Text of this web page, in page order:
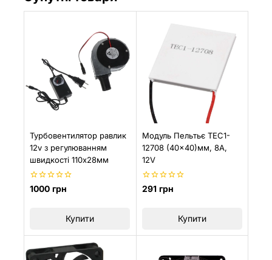
Турбовентилятор равлик
12v з регулюванням
швидкості 110х28мм
0
1000 грн
Купити
Модуль Пельтьє TEC1-
12708 (40×40)мм, 8A,
12V
0
291 грн
Купити